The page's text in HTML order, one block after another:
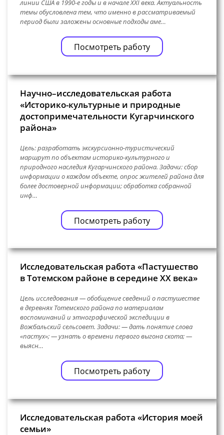
линии США в 1990-е годы и в начале XXI века. Актуальность
темы обусловлена тем, что именно в рассматриваемый
период были заложены основные подходы аме…
Посмотреть работу
Научно–исследовательская работа
«Историко-культурные и природные
достопримечательности Кугарчинского
района»
Цель: разработать экскурсионно-туристический
маршрут по объектам историко-культурного и
природного наследия Кугарчинского района. Задачи: сбор
информации о каждом объекте, опрос жителей района для
более достоверной информации; обработка собранной
инф…
Посмотреть работу
Исследовательская работа «Пастушество
в Тотемском районе в середине XX века»
Цель исследования — обобщение сведений о пастушестве
в деревнях Тотемского района по материалам
воспоминаний и этнографической экспедиции в
Вожбальский сельсовет. Задачи: — дать понятие слова
«пастух»; — узнать о времени первого выгона скота; —
выясн…
Посмотреть работу
Исследовательская работа «История моей
семьи»